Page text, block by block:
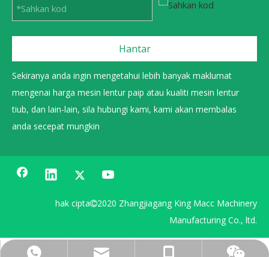
+86 15962359991
sales@gmacc.cn
0086 13606222268
15962359991
Hantar
Sekiranya anda ingin mengetahui lebih banyak maklumat
mengenai harga mesin lentur paip atau kualiti mesin lentur
tiub, dan lain-lain, sila hubungi kami, kami akan membalas
anda secepat mungkin
hak cipta2020 Zhangjiagang King Macc Machinery
Manufacturing Co., ltd.